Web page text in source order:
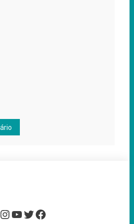
Instagram
YouTube
Twitter
Facebook